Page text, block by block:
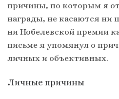
причины, по которым я
награды, не касаются ни
ни Нобелевской премии
письме я упомянул о
личных и объективных.
Личные причины